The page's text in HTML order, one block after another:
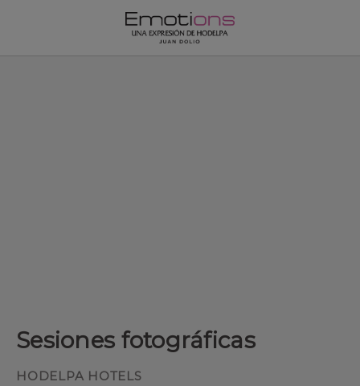
Sesiones fotográficas